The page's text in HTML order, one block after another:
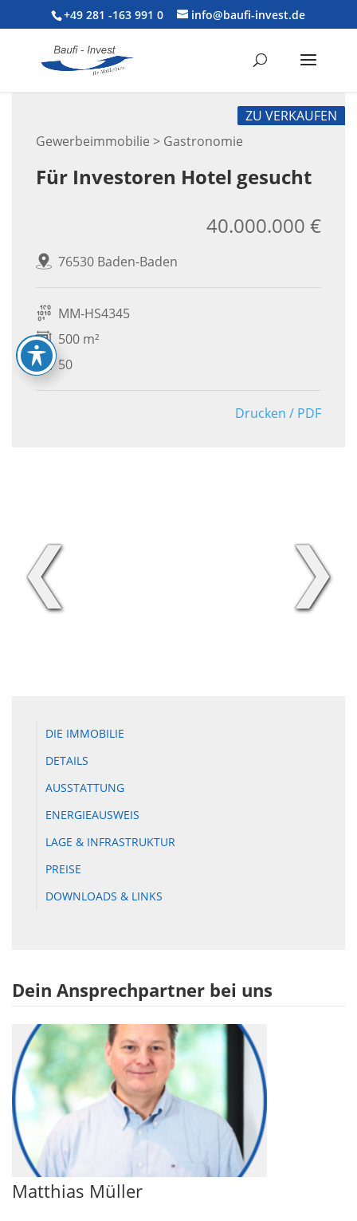
+49 281 -163 991 0 info@baufi-invest.de
Gewerbeimmobilie > Gastronomie
ZU VERKAUFEN
Für Investoren Hotel gesucht
76530 Baden-Baden
40.000.000 €
MM-HS4345
500 m²
50
Drucken / PDF
❮ ❯
DIE IMMOBILIE
DETAILS
AUSSTATTUNG
ENERGIEAUSWEIS
LAGE & INFRASTRUKTUR
PREISE
DOWNLOADS & LINKS
Dein Ansprechpartner bei uns
Matthias Müller